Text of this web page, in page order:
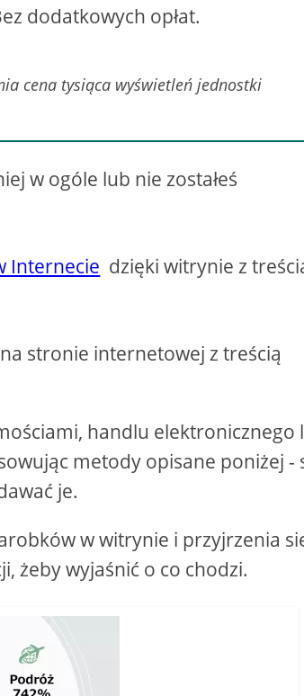
dodatkowych opłat.
cena tysiąca wyświetleń jednostki
w ogóle lub nie zostałeś
Internecie dzięki witrynie z
stronie internetowej z treścią
handlu elektronicznego
metody opisane poniżej -
je.
w witrynie i przyjrzenia
żeby wyjaśnić o co chodzi.